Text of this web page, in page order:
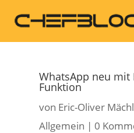
WhatsApp neu mit
Funktion
von Eric-Oliver
Allgemein | 0